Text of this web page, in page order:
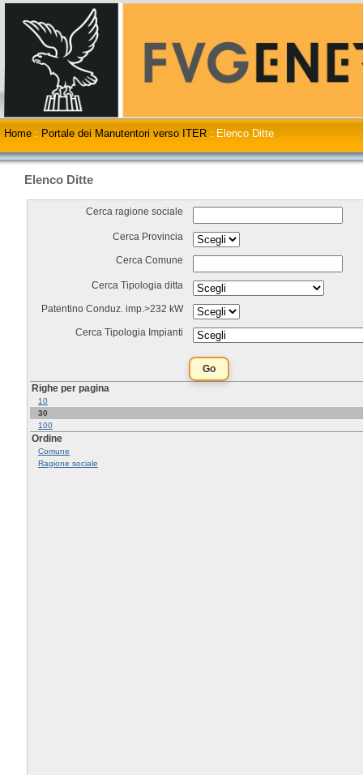
Home : Portale dei Manutentori verso ITER : Elenco Ditte
Elenco Ditte
Cerca ragione sociale
Cerca Provincia
Cerca Comune
Cerca Tipologia ditta
Patentino Conduz. imp.>232 kW
Cerca Tipologia Impianti
Righe per pagina
10
30
100
Ordine
Comune
Ragione sociale